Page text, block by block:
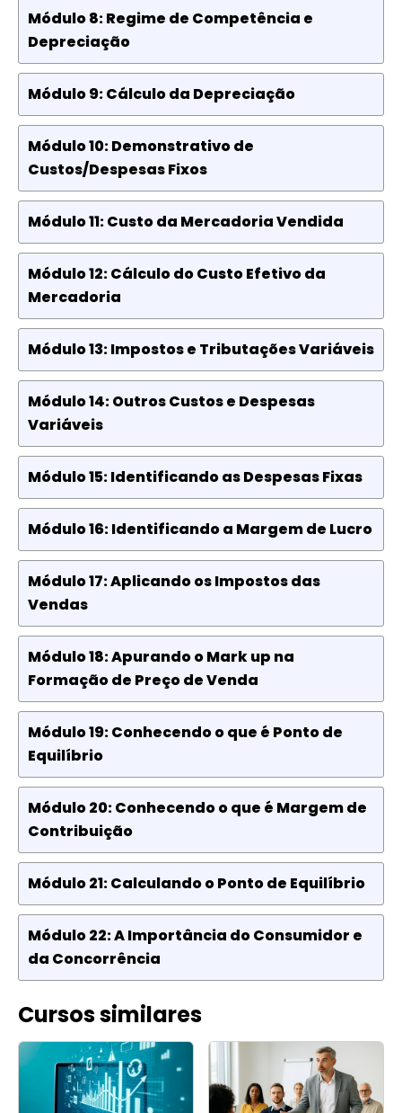
Módulo 8: Regime de Competência e
Depreciação
Módulo 9: Cálculo da Depreciação
Módulo 10: Demonstrativo de
Custos/Despesas Fixos
Módulo 11: Custo da Mercadoria Vendida
Módulo 12: Cálculo do Custo Efetivo da
Mercadoria
Módulo 13: Impostos e Tributações Variáveis
Módulo 14: Outros Custos e Despesas
Variáveis
Módulo 15: Identificando as Despesas Fixas
Módulo 16: Identificando a Margem de Lucro
Módulo 17: Aplicando os Impostos das
Vendas
Módulo 18: Apurando o Mark up na
Formação de Preço de Venda
Módulo 19: Conhecendo o que é Ponto de
Equilíbrio
Módulo 20: Conhecendo o que é Margem de
Contribuição
Módulo 21: Calculando o Ponto de Equilíbrio
Módulo 22: A Importância do Consumidor e
da Concorrência
Cursos similares